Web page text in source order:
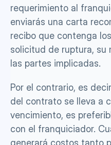
requerimiento al
enviarás una carta
recibo que contenga
solicitud de ruptura,
las partes implicadas.
Por el contrario, es
del contrato se lleva a
vencimiento, es
con el franquiciador.
generará costos tanto